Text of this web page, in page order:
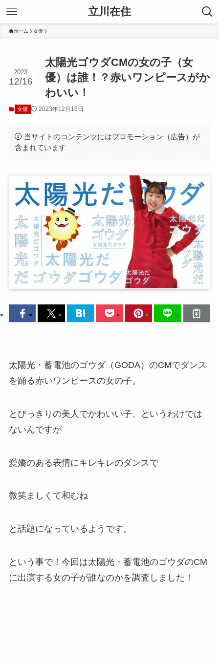
立川在住
ホーム 女優
太陽光ゴウダCMの女の子（女
優）は誰！？赤いワンピースがか
わいい！
2023
12/16
女優 2023年12月16日
当サイトのコンテンツにはプロモーション（広告）が
含まれています
太陽光・蓄電池のゴウダ（GODA）のCMでダンス
を踊る赤いワンピースの女の子。
とびっきりの美人でかわいい子、というわけでは
ないんですが
愛嬌のある表情にキレキレのダンスで
微笑ましくて和むね
と話題になっているようです。
という事で！今回は太陽光・蓄電池のゴウダのCM
に出演する女の子が誰なのかを調査しました！